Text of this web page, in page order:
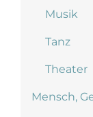
Musik
Tanz
Theater
Mensch,